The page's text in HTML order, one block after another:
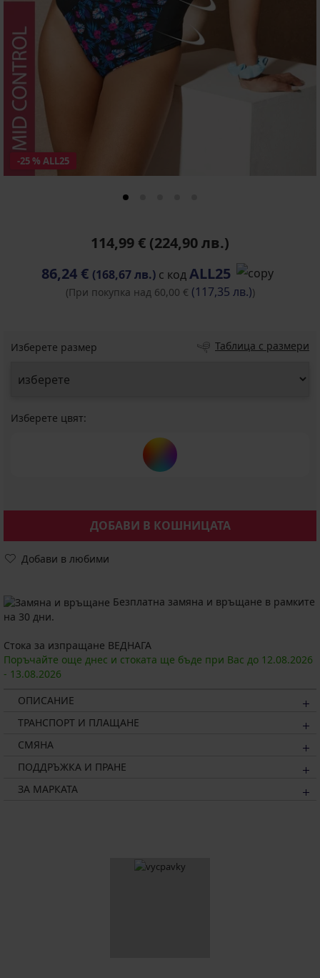
-25 % ALL25
114,99 € (224,90 лв.)
86,24 € (168,67 лв.)с кодALL25
(При покупка над 60,00 € (117,35 лв.))
Изберете размер Таблица с размери
Изберете цвят:
ДОБАВИ В КОШНИЦАТА
Добави в любими
Безплатна замяна и връщане в рамките
на 30 дни.
Стока за изпращане ВЕДНАГА
Поръчайте още днес и стоката ще бъде при Вас до 12.08.2026
- 13.08.2026
ОПИСАНИЕ
ТРАНСПОРТ И ПЛАЩАНЕ
СМЯНА
ПОДДРЪЖКА И ПРАНЕ
ЗА МАРКАТА